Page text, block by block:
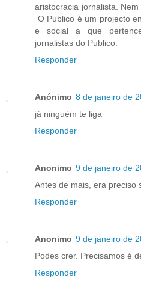
aristocracia jornalista.
O Publico é um projecto
e social a que
jornalistas do Publico.
Responder
Anónimo 8 de janeiro de
já ninguém te liga
Responder
Anonimo 9 de janeiro de
Antes de mais, era preciso
Responder
Anonimo 9 de janeiro de
Podes crer. Precisamos é
Responder